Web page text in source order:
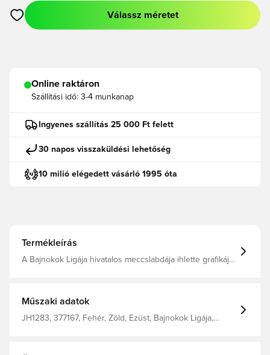
Megnyit egy modált a bejelentkezéshez vagy a tagként való
Válassz méretet
Online raktáron
Szállítási idő: 3-4 munkanap
Ingyenes szállítás 25 000 Ft felett
30 napos visszaküldési lehetőség
10 milió elégedett vásárló 1995 óta
Termékleírás
A Bajnokok Ligája hivatalos meccslabdája ihlette grafikájú
lágyuló poliuretán (újrahasznosított)
Műszaki adatok
JH1283, 377167, Fehér, Zöld, Ezüst, Bajnokok Ligája,